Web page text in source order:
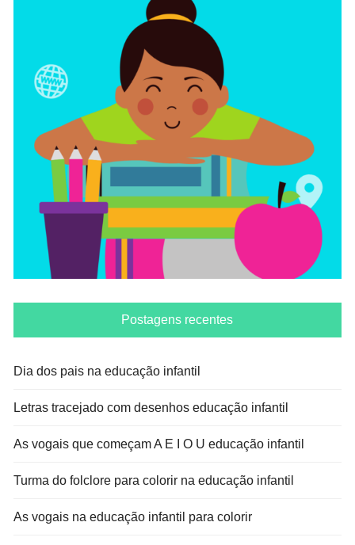
Postagens recentes
Dia dos pais na educação infantil
Letras tracejado com desenhos educação infantil
As vogais que começam A E I O U educação infantil
Turma do folclore para colorir na educação infantil
As vogais na educação infantil para colorir